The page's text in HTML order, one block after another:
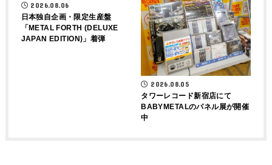
2026.08.06
日本独自企画・限定生産盤
「METAL FORTH (DELUXE
JAPAN EDITION)」着弾
2026.08.05
タワーレコード新宿店にて
BABYMETALのパネル展が開催
中